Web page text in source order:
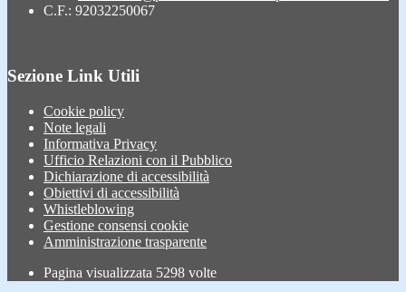
C.F.: 92032250067
Sezione Link Utili
Cookie policy
Note legali
Informativa Privacy
Ufficio Relazioni con il Pubblico
Dichiarazione di accessibilità
Obiettivi di accessibilità
Whistleblowing
Gestione consensi cookie
Amministrazione trasparente
Pagina visualizzata 5298 volte